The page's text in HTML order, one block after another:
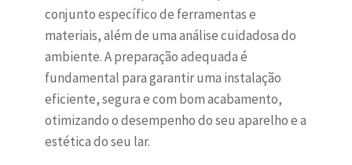
conjunto específico de ferramentas e
materiais, além de uma análise cuidadosa do
ambiente. A preparação adequada é
fundamental para garantir uma instalação
eficiente, segura e com bom acabamento,
otimizando o desempenho do seu aparelho e a
estética do seu lar.